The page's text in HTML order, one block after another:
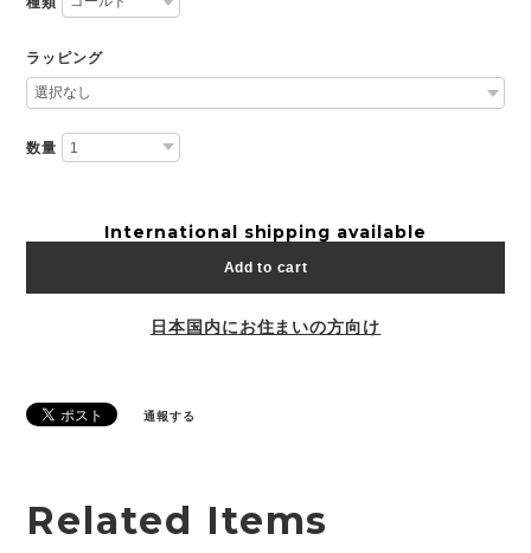
ラッピング
数量
International shipping available
Add to cart
日本国内にお住まいの方向け
通報する
Related Items